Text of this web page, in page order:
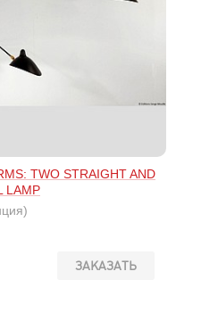
TWO STRAIGHT AND
LAMP
ЗАКАЗАТЬ